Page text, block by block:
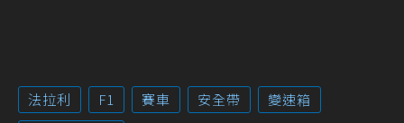
法拉利 F1 賽車 安全帶
變速箱